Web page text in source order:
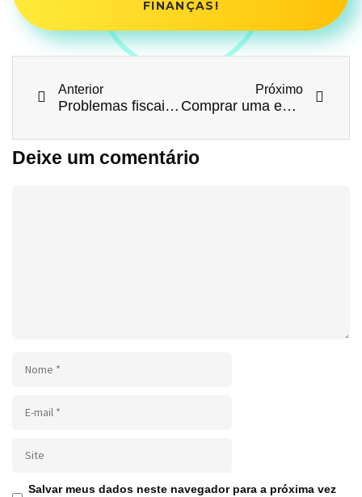
FINANÇAS!
Anterior
Problemas fiscais: Quais são e como evitar
Próximo
Comprar uma empresa: o que considerar?
Deixe um comentário
Salvar meus dados neste navegador para a próxima vez